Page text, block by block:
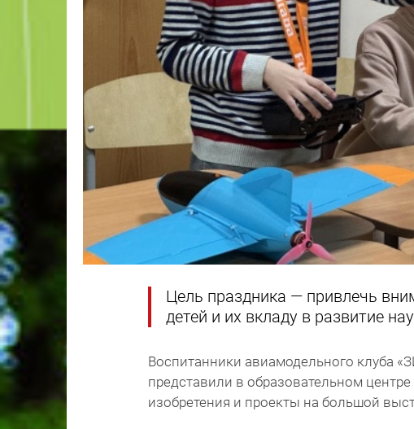
Цель праздника — привлечь
детей и их вкладу в развитие
Воспитанники авиамодельного клуба
представили в образовательном
изобретения и проекты на большой